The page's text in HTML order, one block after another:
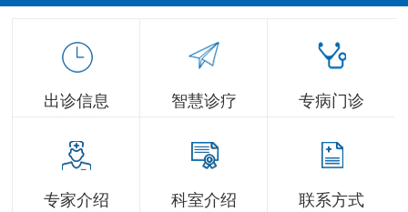
出诊信息 智慧诊疗 专病门诊
专家介绍 科室介绍 联系方式